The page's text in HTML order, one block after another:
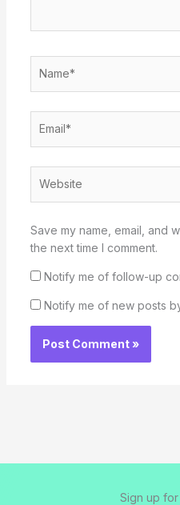
Save my name, email, and
the next time I comment.
Notify me of follow-up
Notify me of new posts
Sign up